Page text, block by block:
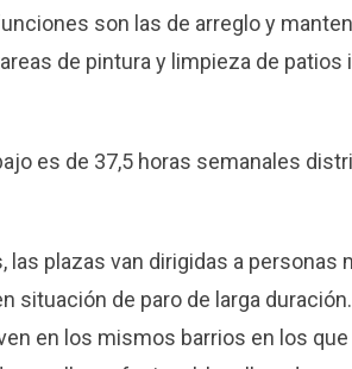
son las de arreglo y
de pintura y limpieza de
es de 37,5 horas semanales
las plazas van dirigidas a personas
situación de paro de larga
en los mismos barrios en los